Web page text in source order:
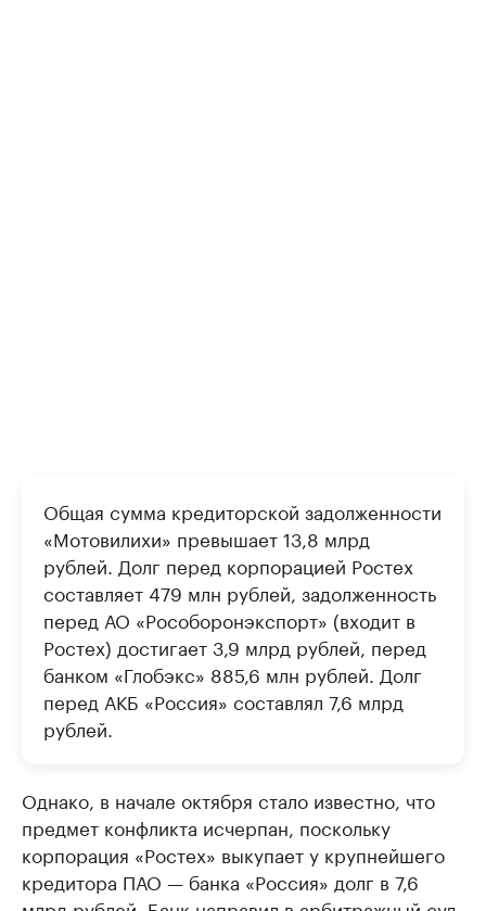
Общая сумма кредиторской задолженности
«Мотовилихи» превышает 13,8 млрд
рублей. Долг перед корпорацией Ростех
составляет 479 млн рублей, задолженность
перед АО «Рособоронэкспорт» (входит в
Ростех) достигает 3,9 млрд рублей, перед
банком «Глобэкс» 885,6 млн рублей. Долг
перед АКБ «Россия» составлял 7,6 млрд
рублей.
Однако, в начале октября стало известно, что
предмет конфликта исчерпан, поскольку
корпорация «Ростех» выкупает у крупнейшего
кредитора ПАО — банка «Россия» долг в 7,6